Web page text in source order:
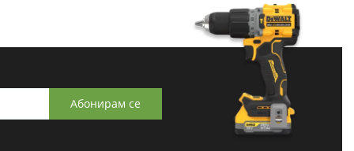
Абонирам се